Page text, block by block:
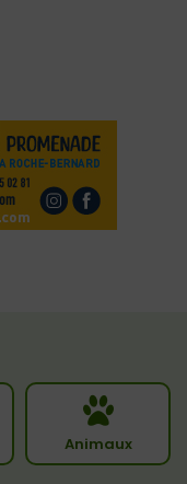
Animaux